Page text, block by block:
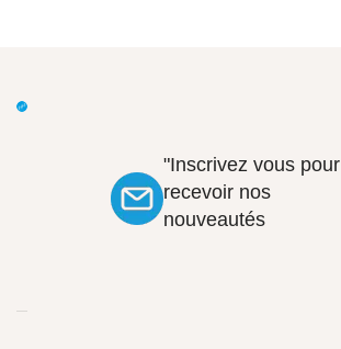
"Inscrivez vous pour
recevoir nos
nouveautés